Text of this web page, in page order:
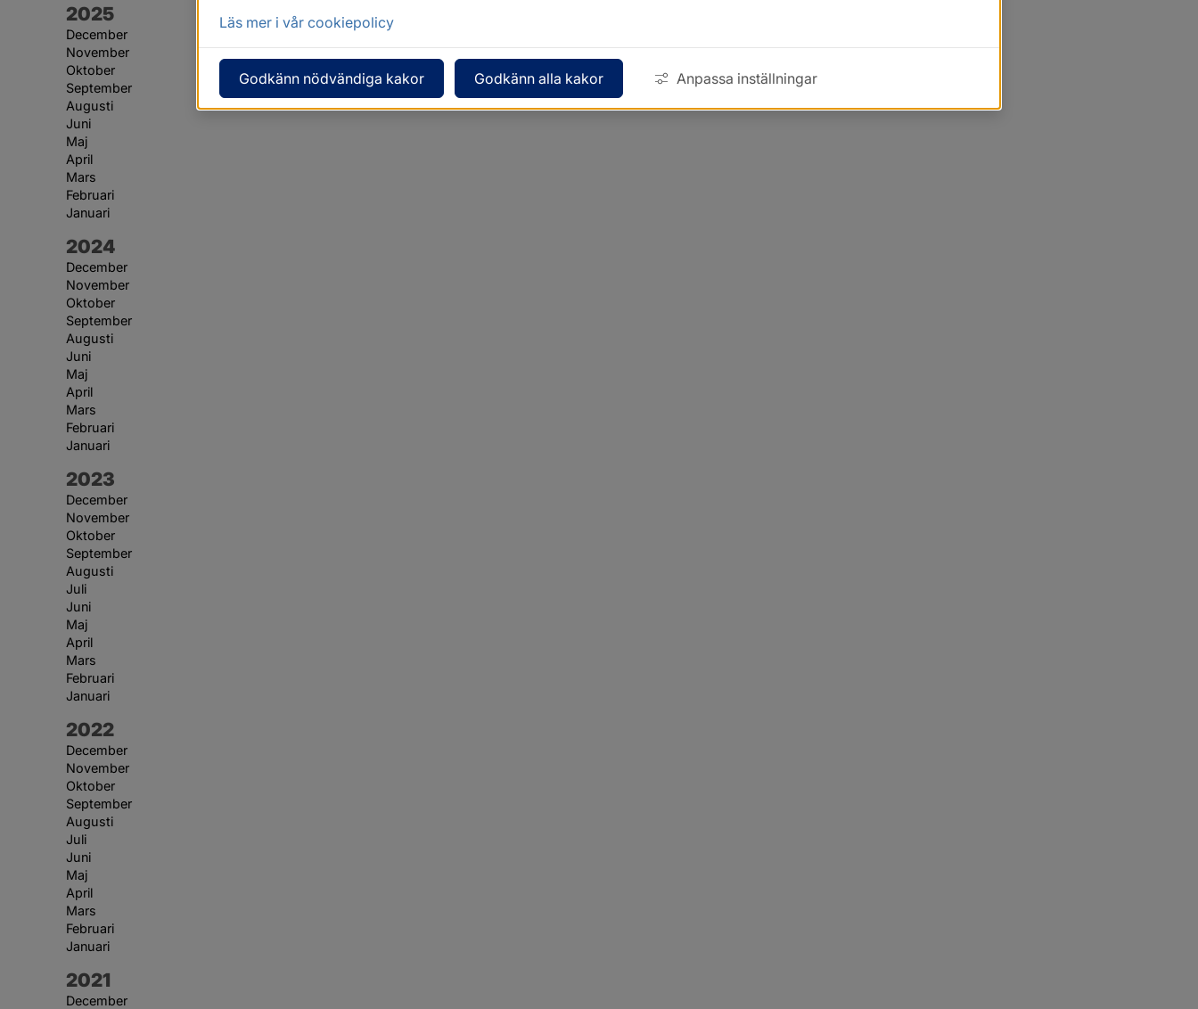
År:
2025
December
November
Oktober
September
Augusti
Juni
Maj
April
Mars
Februari
Januari
År:
2024
December
November
Oktober
September
Augusti
Juni
Maj
April
Mars
Februari
Januari
År:
2023
December
November
Oktober
September
Augusti
Juli
Juni
Maj
April
Mars
Februari
Januari
År:
2022
December
November
Oktober
September
Augusti
Juli
Juni
Maj
April
Mars
Februari
Januari
År:
2021
December
Läs mer i vår cookiepolicy
Godkänn nödvändiga kakor Godkänn alla kakor Anpassa inställningar